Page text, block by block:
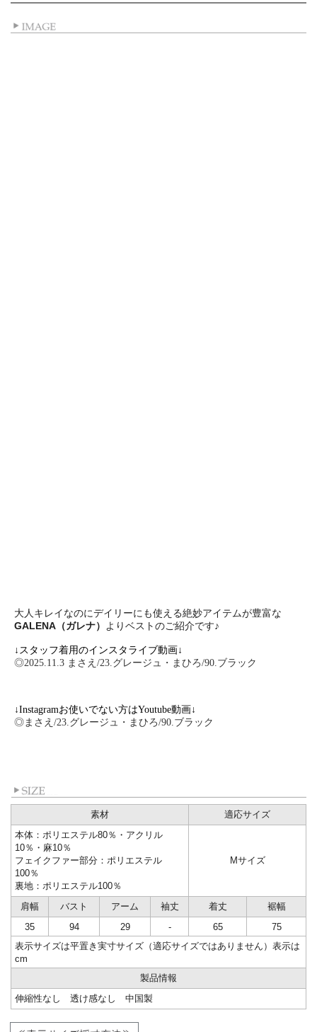
大人キレイなのにデイリーにも使える絶妙アイテムが豊富な
GALENA（ガレナ）
よりベストのご紹介です♪
↓スタッフ着用のインスタライブ動画↓
◎2025.11.3 まさえ/23.グレージュ・まひろ/90.ブラック
↓Instagramお使いでない方はYoutube動画↓
◎まさえ/23.グレージュ・まひろ/90.ブラック
素材
適応サイズ
本体：ポリエステル80％・アクリル
10％・麻10％
フェイクファー部分：ポリエステル
100％
裏地：ポリエステル100％
Mサイズ
肩幅 バスト アーム 袖丈 着丈
裾幅
35
94 29 - 65
75
表示サイズは平置き実寸サイズ（適応サイズではありません）表示は
cm
製品情報
伸縮性なし 透け感なし 中国製